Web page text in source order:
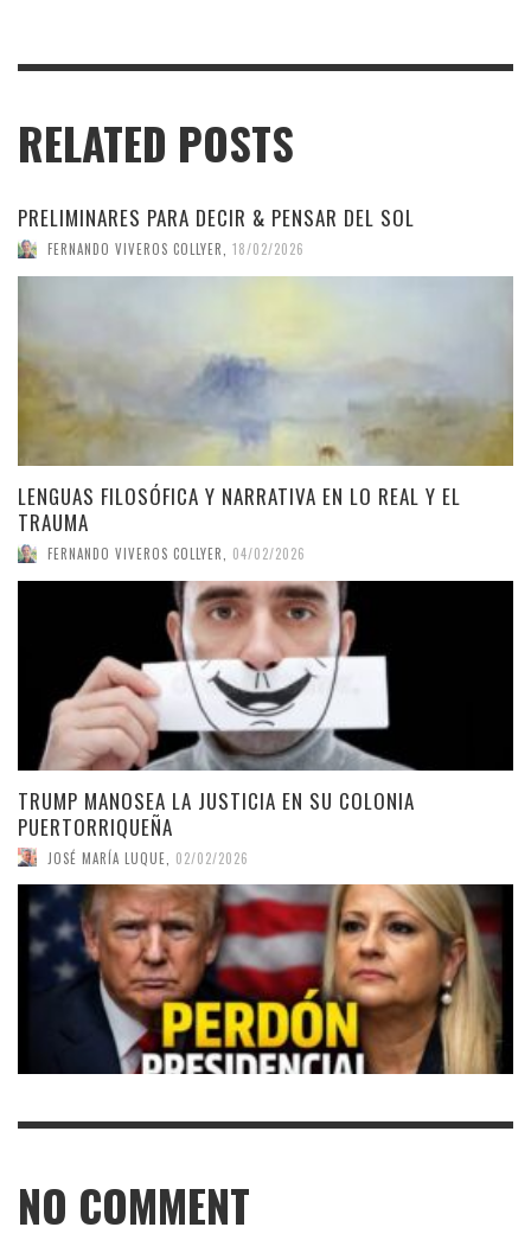
RELATED POSTS
PRELIMINARES PARA DECIR & PENSAR DEL SOL
FERNANDO VIVEROS COLLYER 18/02/2026
LENGUAS FILOSÓFICA Y NARRATIVA EN LO REAL Y EL
TRAUMA
FERNANDO VIVEROS COLLYER 04/02/2026
TRUMP MANOSEA LA JUSTICIA EN SU COLONIA
PUERTORRIQUEÑA
JOSÉ MARÍA LUQUE 02/02/2026
NO COMMENT